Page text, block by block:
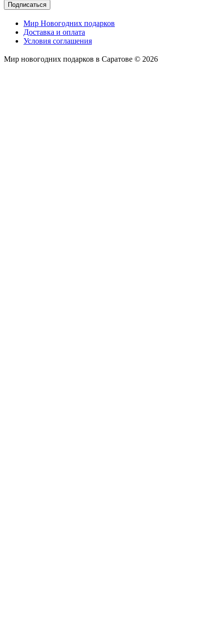
Подписаться
Мир Новогодних подарков
Доставка и оплата
Условия соглашения
Мир новогодних подарков в Саратове © 2026